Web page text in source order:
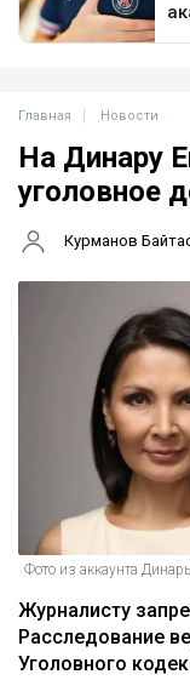
Главная Новости
На Динару
уголовное
Курманов
Фото из аккаунта
Журналисту
Расследование
Уголовного